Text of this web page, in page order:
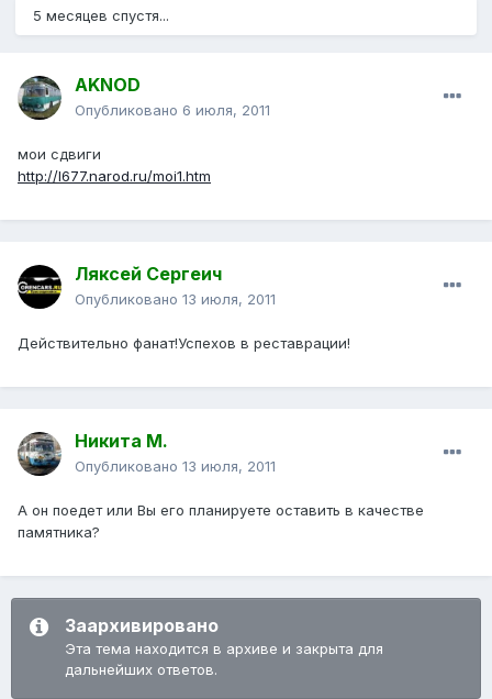
5 месяцев спустя...
AKNOD
Опубликовано 6 июля, 2011
мои сдвиги
http://l677.narod.ru/moi1.htm
Ляксей Сергеич
Опубликовано 13 июля, 2011
Действительно фанат!Успехов в реставрации!
Никита М.
Опубликовано 13 июля, 2011
А он поедет или Вы его планируете оставить в качестве
памятника?
Заархивировано
Эта тема находится в архиве и закрыта для
дальнейших ответов.